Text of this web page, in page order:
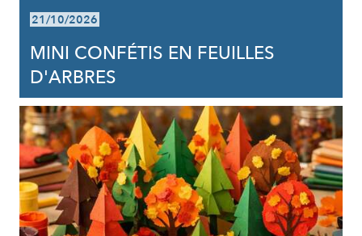
21/10/2026
MINI CONFÉTIS EN FEUILLES
D'ARBRES